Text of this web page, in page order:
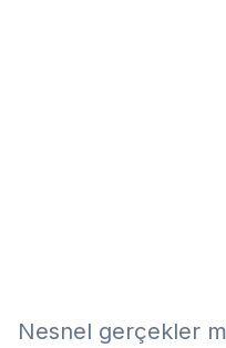
Nesnel gerçekler